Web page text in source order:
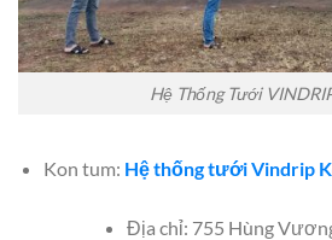
Hệ Thống Tưới
Kon tum: Hệ thống tưới Vindrip
Địa chỉ: 755 Hùng